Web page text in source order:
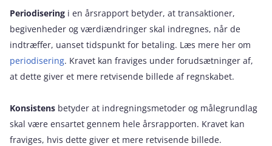
Periodisering i en årsrapport betyder, at transaktioner,
begivenheder og værdiændringer skal indregnes, når de
indtræffer, uanset tidspunkt for betaling. Læs mere her om
periodisering. Kravet kan fraviges under forudsætninger af,
at dette giver et mere retvisende billede af regnskabet.
Konsistens betyder at indregningsmetoder og målegrundlag
skal være ensartet gennem hele årsrapporten. Kravet kan
fraviges, hvis dette giver et mere retvisende billede.